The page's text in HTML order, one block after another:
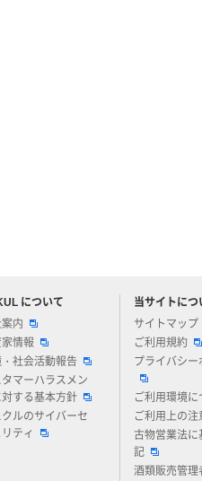
について
内
情報
社会活動報告
タマーハラスメン
対する基本方針
クルのサイバーセ
ティ
当サイトにつ
サイトマップ
ご利用規約
プライバシー
ご利用環境に
ご利用上の注
古物営業法に
記
酒類販売管理
クルについてお気軽にご質問ください